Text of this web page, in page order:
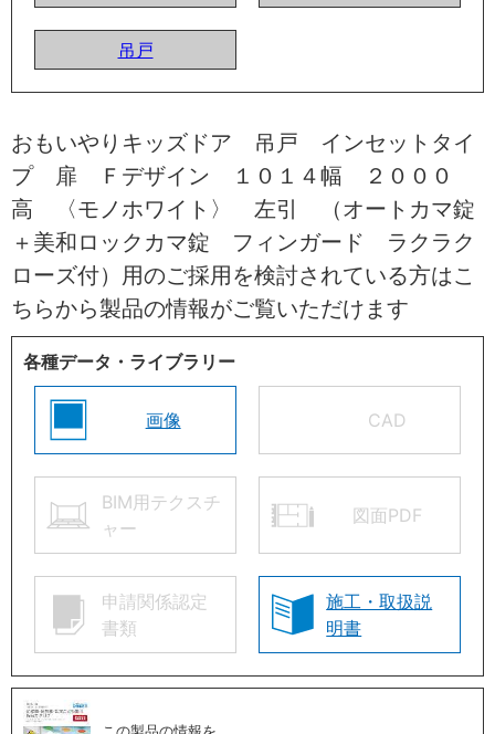
吊戸
おもいやりキッズドア 吊戸 インセットタイ
プ 扉 Ｆデザイン １０１４幅 ２０００
高 〈モノホワイト〉 左引 （オートカマ錠
＋美和ロックカマ錠 フィンガード ラクラク
ローズ付）用のご採用を検討されている方はこ
ちらから製品の情報がご覧いただけます
各種データ・ライブラリー
画像 CAD
BIM用テクスチ
ャー
図面PDF
申請関係認定
書類
施工・取扱説
明書
この製品の情報を